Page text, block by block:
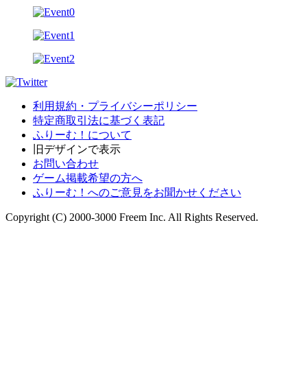
利用規約・プライバシーポリシー
特定商取引法に基づく表記
ふりーむ！について
旧デザインで表示
お問い合わせ
ゲーム掲載希望の方へ
ふりーむ！へのご意見をお聞かせください
Copyright (C) 2000-3000 Freem Inc. All Rights Reserved.